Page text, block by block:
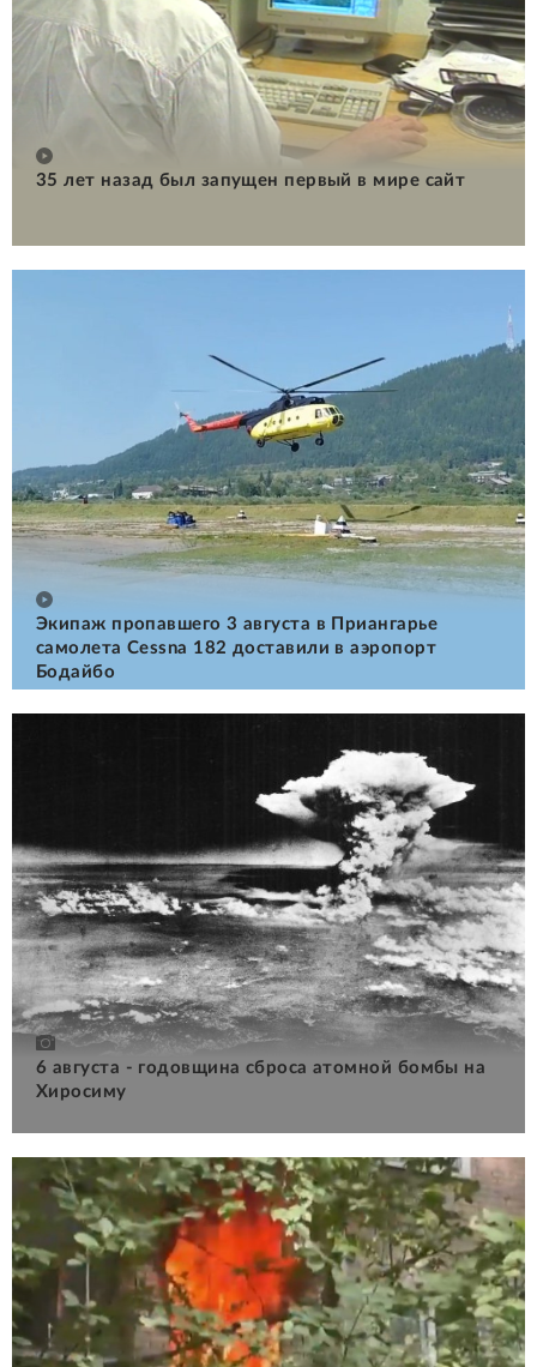
35 лет назад был запущен первый в мире сайт
Экипаж пропавшего 3 августа в Приангарье
самолета Cessna 182 доставили в аэропорт
Бодайбо
6 августа - годовщина сброса атомной бомбы на
Хиросиму